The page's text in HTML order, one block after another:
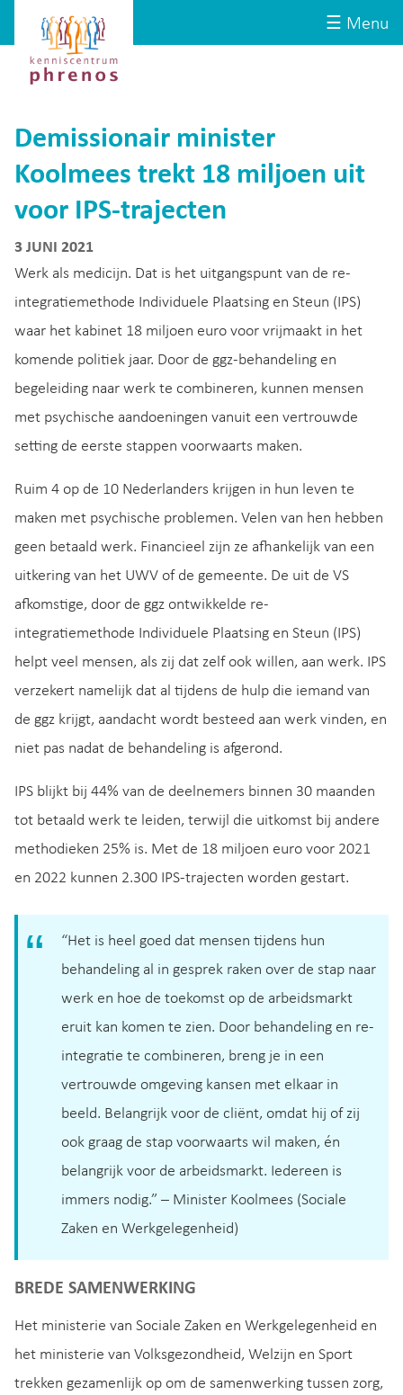
☰ Menu
Kenniscentrum
Phrenos
website
Demissionair minister
Koolmees trekt 18 miljoen uit
voor IPS-trajecten
3 JUNI 2021
Werk als medicijn. Dat is het uitgangspunt van de re-
integratiemethode Individuele Plaatsing en Steun (IPS)
waar het kabinet 18 miljoen euro voor vrijmaakt in het
komende politiek jaar. Door de ggz-behandeling en
begeleiding naar werk te combineren, kunnen mensen
met psychische aandoeningen vanuit een vertrouwde
setting de eerste stappen voorwaarts maken.
Ruim 4 op de 10 Nederlanders krijgen in hun leven te
maken met psychische problemen. Velen van hen hebben
geen betaald werk. Financieel zijn ze afhankelijk van een
uitkering van het UWV of de gemeente. De uit de VS
afkomstige, door de ggz ontwikkelde re-
integratiemethode Individuele Plaatsing en Steun (IPS)
helpt veel mensen, als zij dat zelf ook willen, aan werk. IPS
verzekert namelijk dat al tijdens de hulp die iemand van
de ggz krijgt, aandacht wordt besteed aan werk vinden, en
niet pas nadat de behandeling is afgerond.
IPS blijkt bij 44% van de deelnemers binnen 30 maanden
tot betaald werk te leiden, terwijl die uitkomst bij andere
methodieken 25% is. Met de 18 miljoen euro voor 2021
en 2022 kunnen 2.300 IPS-trajecten worden gestart.
“Het is heel goed dat mensen tijdens hun
behandeling al in gesprek raken over de stap naar
werk en hoe de toekomst op de arbeidsmarkt
eruit kan komen te zien. Door behandeling en re-
integratie te combineren, breng je in een
vertrouwde omgeving kansen met elkaar in
beeld. Belangrijk voor de cliënt, omdat hij of zij
ook graag de stap voorwaarts wil maken, én
belangrijk voor de arbeidsmarkt. Iedereen is
immers nodig.” – Minister Koolmees (Sociale
Zaken en Werkgelegenheid)
BREDE SAMENWERKING
Het ministerie van Sociale Zaken en Werkgelegenheid en
het ministerie van Volksgezondheid, Welzijn en Sport
trekken gezamenlijk op om de samenwerking tussen zorg,